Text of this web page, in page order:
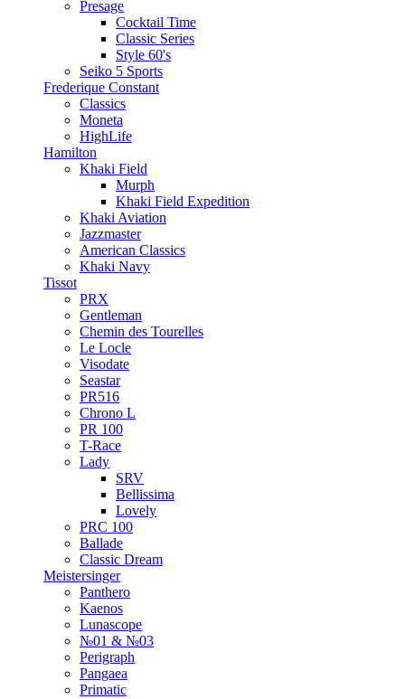
Presage
Cocktail Time
Classic Series
Style 60's
Seiko 5 Sports
Frederique Constant
Classics
Moneta
HighLife
Hamilton
Khaki Field
Murph
Khaki Field Expedition
Khaki Aviation
Jazzmaster
American Classics
Khaki Navy
Tissot
PRX
Gentleman
Chemin des Tourelles
Le Locle
Visodate
Seastar
PR516
Chrono L
PR 100
T-Race
Lady
SRV
Bellissima
Lovely
PRC 100
Ballade
Classic Dream
Meistersinger
Panthero
Kaenos
Lunascope
№01 & №03
Perigraph
Pangaea
Primatic